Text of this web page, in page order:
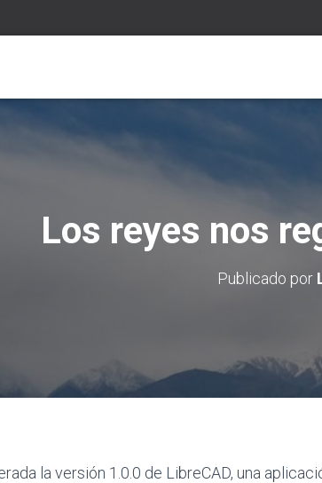
Los reyes nos
Publicado por
la versión 1.0.0 de LibreCAD, una